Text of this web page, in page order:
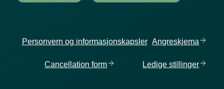
Personvern og informasjonskapsler Angreskjema
Cancellation form Ledigestillinger